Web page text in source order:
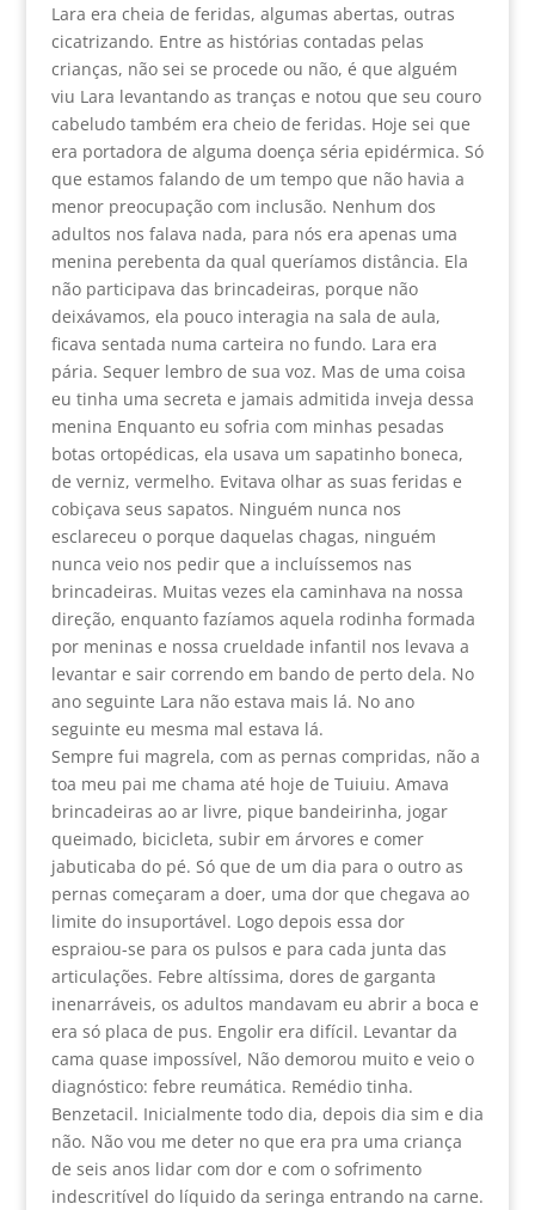
Lara era cheia de feridas, algumas abertas, outras
cicatrizando. Entre as histórias contadas pelas
crianças, não sei se procede ou não, é que alguém
viu Lara levantando as tranças e notou que seu couro
cabeludo também era cheio de feridas. Hoje sei que
era portadora de alguma doença séria epidérmica. Só
que estamos falando de um tempo que não havia a
menor preocupação com inclusão. Nenhum dos
adultos nos falava nada, para nós era apenas uma
menina perebenta da qual queríamos distância. Ela
não participava das brincadeiras, porque não
deixávamos, ela pouco interagia na sala de aula,
ficava sentada numa carteira no fundo. Lara era
pária. Sequer lembro de sua voz. Mas de uma coisa
eu tinha uma secreta e jamais admitida inveja dessa
menina Enquanto eu sofria com minhas pesadas
botas ortopédicas, ela usava um sapatinho boneca,
de verniz, vermelho. Evitava olhar as suas feridas e
cobiçava seus sapatos. Ninguém nunca nos
esclareceu o porque daquelas chagas, ninguém
nunca veio nos pedir que a incluíssemos nas
brincadeiras. Muitas vezes ela caminhava na nossa
direção, enquanto fazíamos aquela rodinha formada
por meninas e nossa crueldade infantil nos levava a
levantar e sair correndo em bando de perto dela. No
ano seguinte Lara não estava mais lá. No ano
seguinte eu mesma mal estava lá.
Sempre fui magrela, com as pernas compridas, não a
toa meu pai me chama até hoje de Tuiuiu. Amava
brincadeiras ao ar livre, pique bandeirinha, jogar
queimado, bicicleta, subir em árvores e comer
jabuticaba do pé. Só que de um dia para o outro as
pernas começaram a doer, uma dor que chegava ao
limite do insuportável. Logo depois essa dor
espraiou-se para os pulsos e para cada junta das
articulações. Febre altíssima, dores de garganta
inenarráveis, os adultos mandavam eu abrir a boca e
era só placa de pus. Engolir era difícil. Levantar da
cama quase impossível, Não demorou muito e veio o
diagnóstico: febre reumática. Remédio tinha.
Benzetacil. Inicialmente todo dia, depois dia sim e dia
não. Não vou me deter no que era pra uma criança
de seis anos lidar com dor e com o sofrimento
indescritível do líquido da seringa entrando na carne.